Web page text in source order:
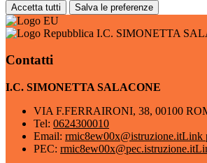
Accetta tutti Salva le preferenze
I.C. SIMONETTA
Contatti
I.C. SIMONETTA SALACONE
VIA F.FERRAIRONI, 38, 00100
Tel: 0624300010
Email: rmic8ew00x@istruzione.itLink
PEC: rmic8ew00x@pec.istruzione.it